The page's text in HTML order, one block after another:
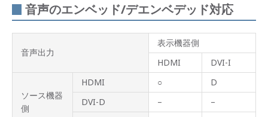
音声のエンベッド/デエンベデッド対応
音声出力
表示機器側
HDMI
DVI-I
ソース機器
側
HDMI ○
D
DVI-D
–
–